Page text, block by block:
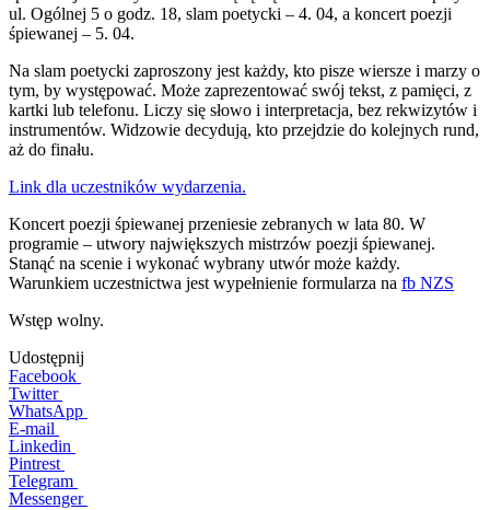
ul. Ogólnej 5 o godz. 18, slam poetycki – 4. 04, a koncert poezji
śpiewanej – 5. 04.
Na slam poetycki zaproszony jest każdy, kto pisze wiersze i marzy o
tym, by występować. Może zaprezentować swój tekst, z pamięci, z
kartki lub telefonu. Liczy się słowo i interpretacja, bez rekwizytów i
instrumentów. Widzowie decydują, kto przejdzie do kolejnych rund,
aż do finału.
Link dla uczestników wydarzenia.
Koncert poezji śpiewanej przeniesie zebranych w lata 80. W
programie – utwory największych mistrzów poezji śpiewanej.
Stanąć na scenie i wykonać wybrany utwór może każdy.
Warunkiem uczestnictwa jest wypełnienie formularza na fb NZS
Wstęp wolny.
Udostępnij
Facebook
Twitter
WhatsApp
E-mail
Linkedin
Pintrest
Telegram
Messenger